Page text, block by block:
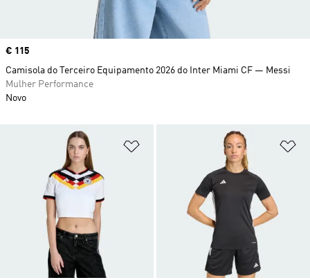
Adicionar à Lista de Desejos
Price
€ 115
Camisola do Terceiro Equipamento 2026 do Inter Miami CF — Messi
Mulher Performance
Novo